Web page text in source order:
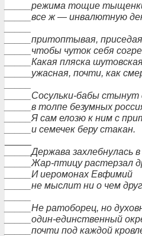
_____режима тощие
_____все ж — инвалютную
_____притоптывая,
_____чтобы чуток себя
_____Какая пляска
_____ужасная, почти, как
_____Сосульки-бабы стынут
_____в толпе безумных
_____Я сам елозю к ним с
_____и семечек беру стакан.
_____Держава захлебнулась
_____Жар-птицу растерзал
_____И иеромонах Евфимий
_____не мыслит ни о чем
_____Не ратоборец, но
_____один-единственный
_____почти под каждой